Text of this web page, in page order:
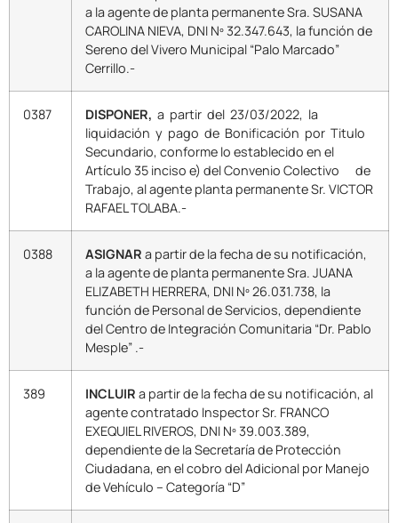
a la agente de planta permanente Sra. SUSANA
CAROLINA NIEVA, DNI Nº 32.347.643, la función de
Sereno del Vivero Municipal “Palo Marcado”
Cerrillo.-
0387 DISPONER, a partir del 23/03/2022, la
liquidación y pago de Bonificación por Titulo
Secundario, conforme lo establecido en el
Artículo 35 inciso e) del Convenio Colectivo de
Trabajo, al agente planta permanente Sr. VICTOR
RAFAEL TOLABA.-
0388 ASIGNAR a partir de la fecha de su notificación,
a la agente de planta permanente Sra. JUANA
ELIZABETH HERRERA, DNI Nº 26.031.738, la
función de Personal de Servicios, dependiente
del Centro de Integración Comunitaria “Dr. Pablo
Mesple” .-
389 INCLUIR a partir de la fecha de su notificación, al
agente contratado Inspector Sr. FRANCO
EXEQUIEL RIVEROS, DNI Nº 39.003.389,
dependiente de la Secretaría de Protección
Ciudadana, en el cobro del Adicional por Manejo
de Vehículo – Categoría “D”